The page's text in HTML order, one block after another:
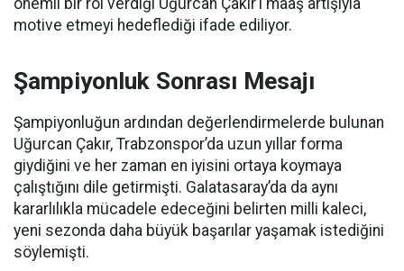
önemli bir rol verdiği Uğurcan Çakır’ı maaş artışıyla
motive etmeyi hedeflediği ifade ediliyor.
Şampiyonluk Sonrası Mesajı
Şampiyonluğun ardından değerlendirmelerde bulunan
Uğurcan Çakır, Trabzonspor’da uzun yıllar forma
giydiğini ve her zaman en iyisini ortaya koymaya
çalıştığını dile getirmişti. Galatasaray’da da aynı
kararlılıkla mücadele edeceğini belirten milli kaleci,
yeni sezonda daha büyük başarılar yaşamak istediğini
söylemişti.